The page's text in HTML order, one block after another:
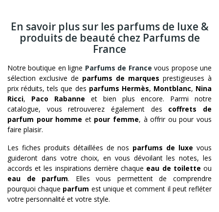
En savoir plus sur les parfums de luxe &
produits de beauté chez Parfums de
France
Notre boutique en ligne Parfums de France vous propose une
sélection exclusive de parfums de marques prestigieuses à
prix réduits, tels que des parfums Hermès, Montblanc, Nina
Ricci, Paco Rabanne et bien plus encore. Parmi notre
catalogue, vous retrouverez également des coffrets de
parfum pour homme et pour femme, à offrir ou pour vous
faire plaisir.
Les fiches produits détaillées de nos parfums de luxe vous
guideront dans votre choix, en vous dévoilant les notes, les
accords et les inspirations derrière chaque eau de toilette ou
eau de parfum. Elles vous permettent de comprendre
pourquoi chaque parfum est unique et comment il peut refléter
votre personnalité et votre style.